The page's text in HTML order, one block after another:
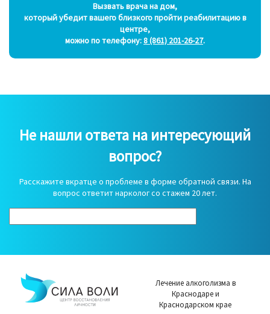
Вызвать врача на дом,
который убедит вашего близкого пройти реабилитацию в
центре,
можно по телефону:8 (861) 201-26-27.
Не нашли ответа на интересующий
вопрос?
Расскажите вкратце о проблеме в форме обратной связи. На
вопрос ответит нарколог со стажем 20 лет.
Лечение алкоголизма в
Краснодаре и
Краснодарском крае